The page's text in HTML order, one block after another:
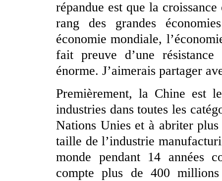
répandue est que la
rang des grandes
économie mondiale,
fait preuve d’une
énorme. J’aimerais partager
Premièrement, la Chine est
industries dans toutes les
Nations Unies et à abriter
taille de l’industrie
monde pendant 14 années
compte plus de 400